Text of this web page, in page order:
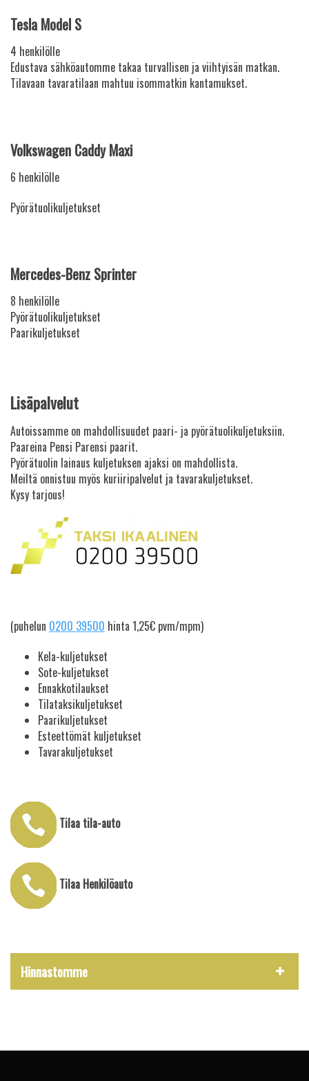
Tesla Model S
4 henkilölle
Edustava sähköautomme takaa turvallisen ja viihtyisän matkan.
Tilavaan tavaratilaan mahtuu isommatkin kantamukset.
Volkswagen Caddy Maxi
6 henkilölle
Pyörätuolikuljetukset
Mercedes-Benz Sprinter
8 henkilölle
Pyörätuolikuljetukset
Paarikuljetukset
Lisäpalvelut
Autoissamme on mahdollisuudet paari- ja pyörätuolikuljetuksiin.
Paareina Pensi Parensi paarit.
Pyörätuolin lainaus kuljetuksen ajaksi on mahdollista.
Meiltä onnistuu myös kuriiripalvelut ja tavarakuljetukset.
Kysy tarjous!
(puhelun 0200 39500 hinta 1,25€ pvm/mpm)
Kela-kuljetukset
Sote-kuljetukset
Ennakkotilaukset
Tilataksikuljetukset
Paarikuljetukset
Esteettömät kuljetukset
Tavarakuljetukset
Tilaa tila-auto
Tilaa Henkilöauto
Hinnastomme